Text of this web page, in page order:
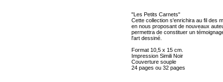
"Les Petits Carnets"
Cette collection s'enrichira au fil des
en nous proposant de nouveaux
permettra de constituer un
l'art dessiné.
Format 10,5 x 15 cm.
Impression Simili Noir
Couverture souple
24 pages ou 32 pages